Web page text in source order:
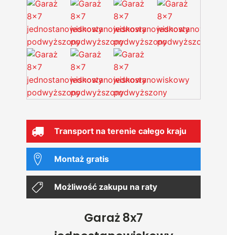
Transport na terenie całego kraju
Montaż gratis
Możliwość zakupu na raty
Garaż 8x7